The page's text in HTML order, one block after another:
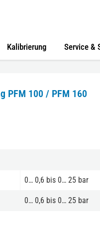
Kalibrierung Service &
PFM 100 / PFM 160
0… 0,6 bis 0… 25 bar
0… 0,6 bis 0… 25 bar